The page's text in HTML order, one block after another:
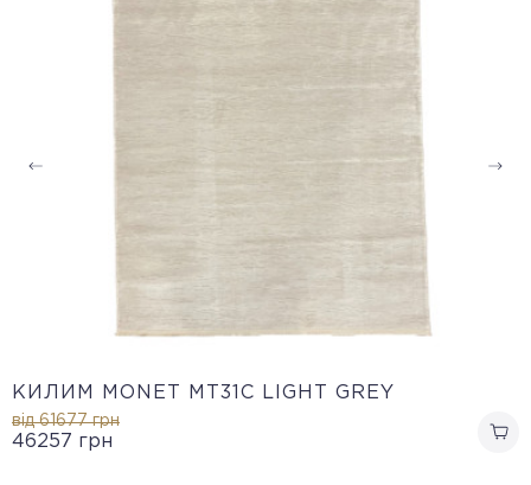
КИЛИМ MONET MT31C LIGHT GREY
від 61677грн
46257 грн